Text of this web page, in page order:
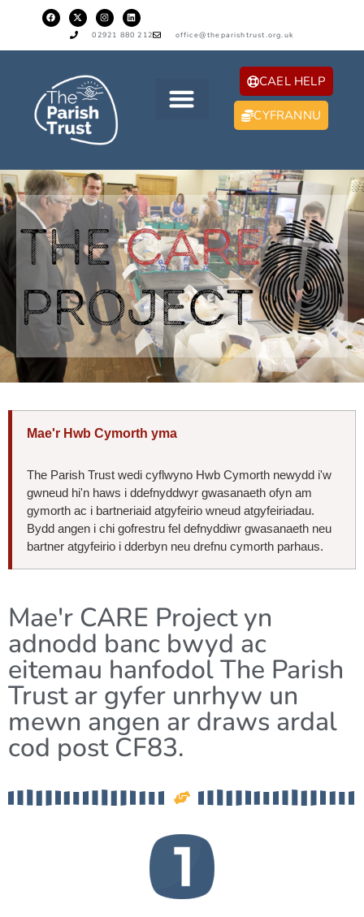
02921 880 212 office@theparishtrust.org.uk
CAEL HELP
CYFRANNU
Mae'r Hwb Cymorth yma
The Parish Trust wedi cyflwyno Hwb Cymorth newydd i'w
gwneud hi'n haws i ddefnyddwyr gwasanaeth ofyn am
gymorth ac i bartneriaid atgyfeirio wneud atgyfeiriadau.
Bydd angen i chi gofrestru fel defnyddiwr gwasanaeth neu
bartner atgyfeirio i dderbyn neu drefnu cymorth parhaus.
Mae'r CARE Project yn
adnodd banc bwyd ac
eitemau hanfodol The Parish
Trust ar gyfer unrhyw un
mewn angen ar draws ardal
cod post CF83.